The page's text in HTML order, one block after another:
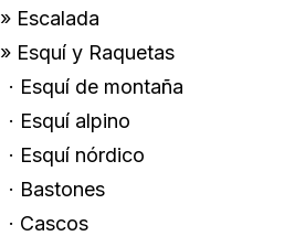
» Escalada
» Esquí y Raquetas
· Esquí de montaña
· Esquí alpino
· Esquí nórdico
· Bastones
· Cascos